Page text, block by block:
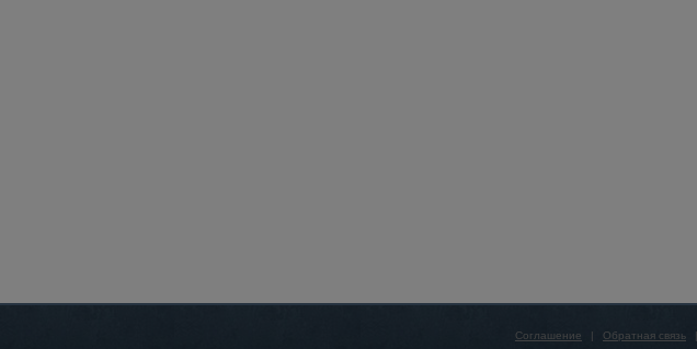
Соглашение | Обратная связь |